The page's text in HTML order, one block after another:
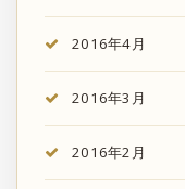
2016年4月
2016年3月
2016年2月